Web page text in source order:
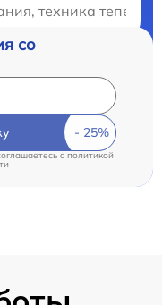
техника теперь
со
cполитикой